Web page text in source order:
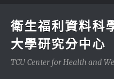
衛生福利資料科
大學研究分中心
TCU Center for Health and